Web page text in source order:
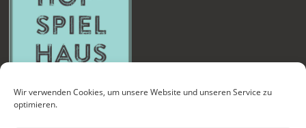
Wir verwenden Cookies, um unsere Website und unseren Service zu
optimieren.